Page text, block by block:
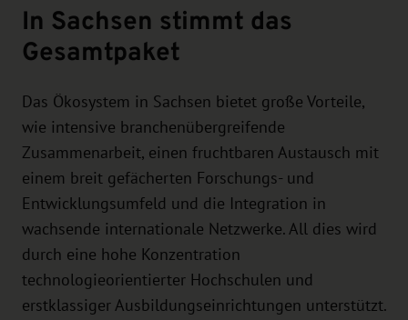
In Sachsen stimmt das
Gesamtpaket
Das Ökosystem in Sachsen bietet große Vorteile,
wie intensive branchenübergreifende
Zusammenarbeit, einen fruchtbaren Austausch mit
einem breit gefächerten Forschungs- und
Entwicklungsumfeld und die Integration in
wachsende internationale Netzwerke. All dies wird
durch eine hohe Konzentration
technologieorientierter Hochschulen und
erstklassiger Ausbildungseinrichtungen unterstützt.